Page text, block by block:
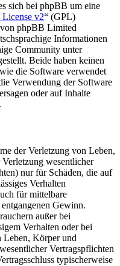
sich bei phpBB um eine
v2“ (GPL)
phpBB Limited
Informationen
Community unter
Beide haben keinen
die Software verwendet
Verwendung der Software
oder auf Inhalte
der Verletzung von Leben,
wesentlicher
nur für Schäden, die auf
Verhalten
für mittelbare
Gewinn.
außer bei
Verhalten oder bei
Leben, Körper und
Vertragspflichten
typischerweise